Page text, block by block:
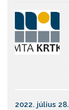
2022. július 28.